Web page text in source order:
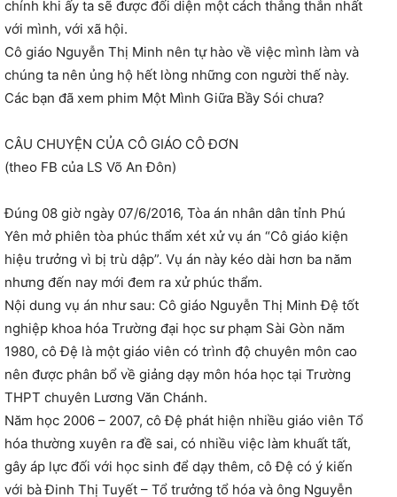
chính khi ấy ta sẽ được đối diện một cách thẳng thắn nhất
với mình, với xã hội.
Cô giáo Nguyễn Thị Minh nên tự hào về việc mình làm và
chúng ta nên ủng hộ hết lòng những con người thế này.
Các bạn đã xem phim Một Mình Giữa Bầy Sói chưa?
CÂU CHUYỆN CỦA CÔ GIÁO CÔ ĐƠN
(theo FB của LS Võ An Đôn)
Đúng 08 giờ ngày 07/6/2016, Tòa án nhân dân tỉnh Phú
Yên mở phiên tòa phúc thẩm xét xử vụ án “Cô giáo kiện
hiệu trưởng vì bị trù dập”. Vụ án này kéo dài hơn ba năm
nhưng đến nay mới đem ra xử phúc thẩm.
Nội dung vụ án như sau: Cô giáo Nguyễn Thị Minh Đệ tốt
nghiệp khoa hóa Trường đại học sư phạm Sài Gòn năm
1980, cô Đệ là một giáo viên có trình độ chuyên môn cao
nên được phân bổ về giảng dạy môn hóa học tại Trường
THPT chuyên Lương Văn Chánh.
Năm học 2006 – 2007, cô Đệ phát hiện nhiều giáo viên Tổ
hóa thường xuyên ra đề sai, có nhiều việc làm khuất tất,
gây áp lực đối với học sinh để dạy thêm, cô Đệ có ý kiến
với bà Đinh Thị Tuyết – Tổ trưởng tổ hóa và ông Nguyễn